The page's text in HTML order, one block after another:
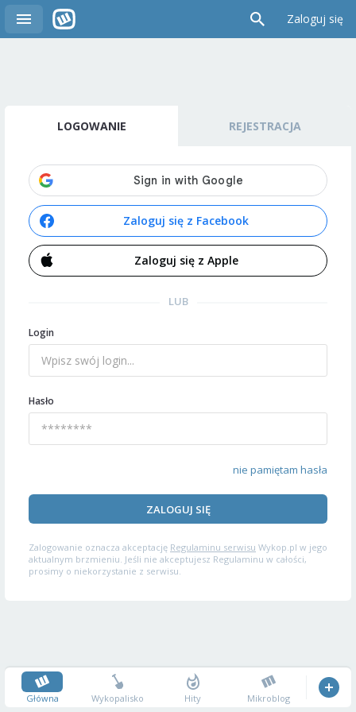
Zaloguj się
LOGOWANIE REJESTRACJA
Zaloguj się z Facebook
Zaloguj się z Apple
LUB
Login
Hasło
nie pamiętam hasła
ZALOGUJ SIĘ
Zalogowanie oznacza akceptację Regulaminu serwisu Wykop.pl w jego
aktualnym brzmieniu. Jeśli nie akceptujesz Regulaminu w całości,
prosimy o niekorzystanie z serwisu.
Główna Wykopalisko Hity Mikroblog